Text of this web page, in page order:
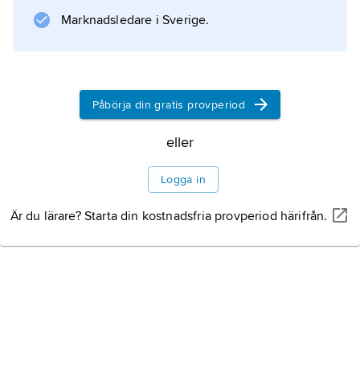
Marknadsledare i Sverige.
Påbörja din gratis provperiod
eller
Logga in
Är du lärare? Starta din kostnadsfria provperiod härifrån.